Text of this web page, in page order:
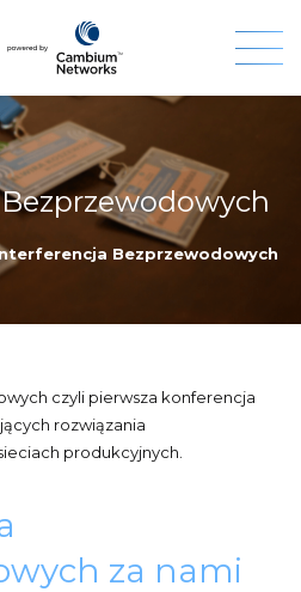
Bezprzewodowych
czyli pierwsza konferencja
rozwiązania
produkcyjnych.
za nami